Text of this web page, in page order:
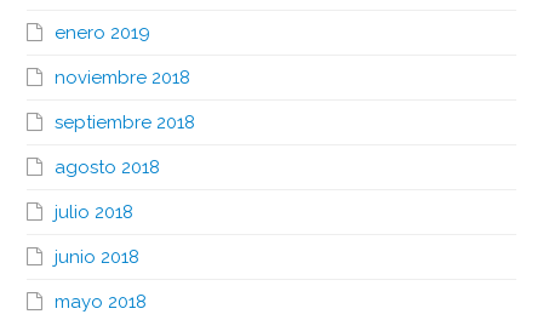
enero 2019
noviembre 2018
septiembre 2018
agosto 2018
julio 2018
junio 2018
mayo 2018